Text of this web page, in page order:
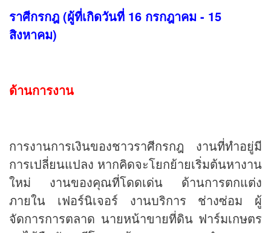
ราศีกรกฎ (ผู้ที่เกิดวันที่ 16 กรกฎาคม - 15
สิงหาคม)
ด้านการงาน
การงานการเงินของชาวราศีกรกฎ งานที่ทำอยู่มี
การเปลี่ยนแปลง หากคิดจะโยกย้ายเริ่มต้นหางาน
ใหม่ งานของคุณที่โดดเด่น ด้านการตกแต่ง
ภายใน เฟอร์นิเจอร์ งานบริการ ช่างซ่อม ผู้
จัดการการตลาด นายหน้าขายที่ดิน ฟาร์มเกษตร